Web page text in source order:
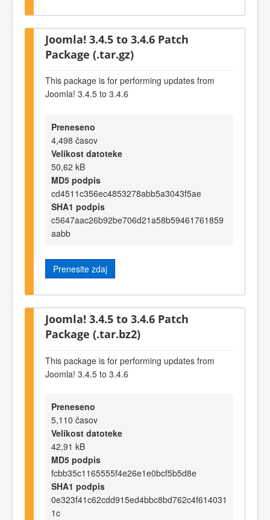
Joomla! 3.4.5 to 3.4.6 Patch
Package (.tar.gz)
This package is for performing updates from
Joomla! 3.4.5 to 3.4.6
Preneseno
4,498 časov
Velikost datoteke
50,62 kB
MD5 podpis
cd4511c356ec4853278abb5a3043f5ae
SHA1 podpis
c5647aac26b92be706d21a58b59461761859
aabb
Prenesite zdaj
Joomla! 3.4.5 to 3.4.6 Patch
Package (.tar.bz2)
This package is for performing updates from
Joomla! 3.4.5 to 3.4.6
Preneseno
5,110 časov
Velikost datoteke
42,91 kB
MD5 podpis
fcbb35c1165555f4e26e1e0bcf5b5d8e
SHA1 podpis
0e323f41c62cdd915ed4bbc8bd762c4f614031
1c